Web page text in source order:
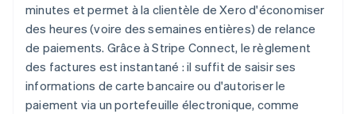
minutes et permet à la clientèle de Xero d'économiser
des heures (voire des semaines entières) de relance
de paiements. Grâce à Stripe Connect, le règlement
des factures est instantané : il suffit de saisir ses
informations de carte bancaire ou d'autoriser le
paiement via un portefeuille électronique, comme